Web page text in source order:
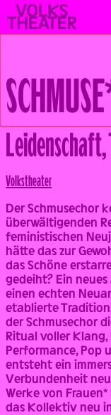
Skip
to
content
VOLKSTHEATER
WIEN
Back
Volks­theater
Der Schmusechor
überwältigenden
feministischen
hätte das zur
das Schöne
gedeiht? Ein
einen echten
etablierte Tradition.
der Schmusechor
Ritual voller Klang,
Performance, Pop
entsteht ein
Verbundenheit
Werke von
das Kollektiv neu